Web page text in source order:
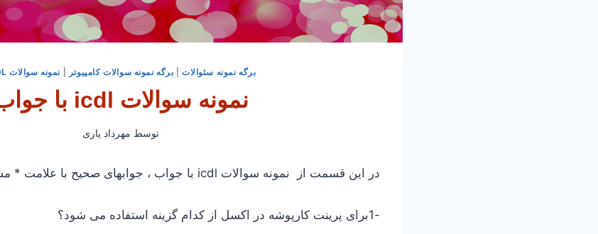
برگه نمونه سئوالات| برگه نمونه سوالات کامپیوتر نمونه سوالات ICDL
نمونه سوالات icdl با جواب
توسط مهرداد یاری
در این قسمت از نمونه سوالات icdl با جواب ، جوابهای صحیح با علامت * مشخص شده است .
-1برای پرینت کارپوشه در اکسل از کدام گزینه استفاده می شود؟